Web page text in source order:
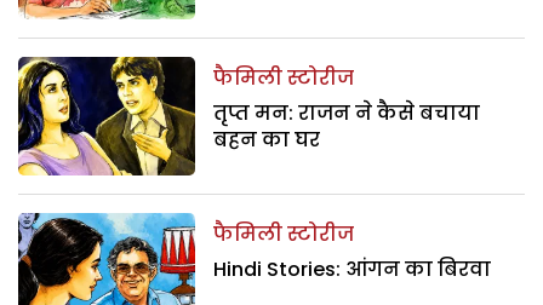
फैमिली स्टोरीज
तृप्त मन: राजन ने कैसे बचाया
बहन का घर
फैमिली स्टोरीज
Hindi Stories: आंगन का बिरवा